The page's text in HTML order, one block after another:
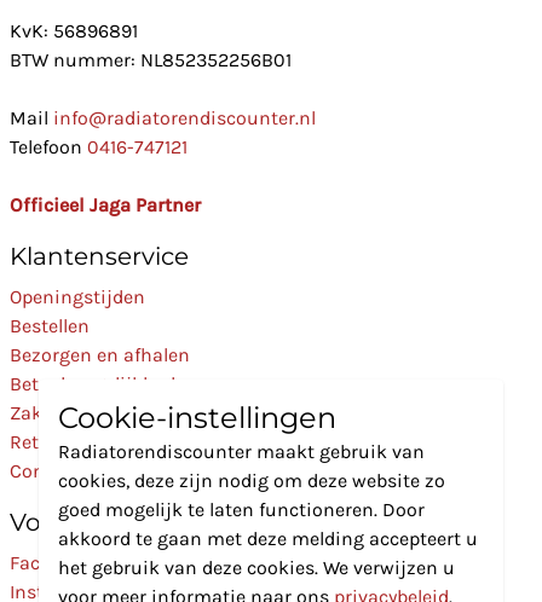
KvK: 56896891
BTW nummer: NL852352256B01
Mail info@radiatorendiscounter.nl
Telefoon 0416-747121
Officieel Jaga Partner
Klantenservice
Openingstijden
Bestellen
Bezorgen en afhalen
Betaalmogelijkheden
Zakelijk
Retourneren
Contact
Volg Ons
Facebook
Instagram
Cookie-instellingen
Radiatorendiscounter maakt gebruik van
cookies, deze zijn nodig om deze website zo
goed mogelijk te laten functioneren. Door
akkoord te gaan met deze melding accepteert u
het gebruik van deze cookies. We verwijzen u
voor meer informatie naar ons privacybeleid.